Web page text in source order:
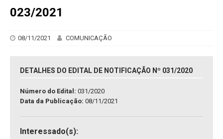
023/2021
08/11/2021 COMUNICAÇÃO
DETALHES DO EDITAL DE NOTIFICAÇÃO Nº 031/2020
Número do Edital: 031/2020
Data da Publicação: 08/11/2021
Interessado(s):